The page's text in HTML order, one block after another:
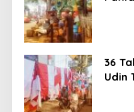
36
Udin